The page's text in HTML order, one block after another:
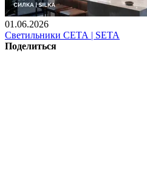
01.06.2026
Светильники СЕТА | SETA
Поделиться